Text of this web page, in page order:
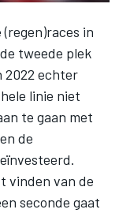
in
tweede plek
2022 echter
linie niet
te gaan met
de
vinden van de
seconde gaat